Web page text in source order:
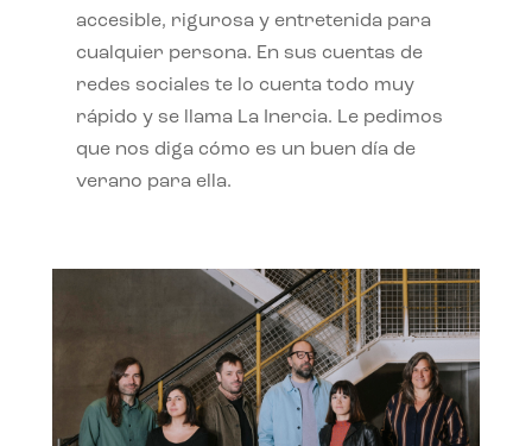
accesible, rigurosa y entretenida para
cualquier persona. En sus cuentas de
redes sociales te lo cuenta todo muy
rápido y se llama La Inercia. Le pedimos
que nos diga cómo es un buen día de
verano para ella.